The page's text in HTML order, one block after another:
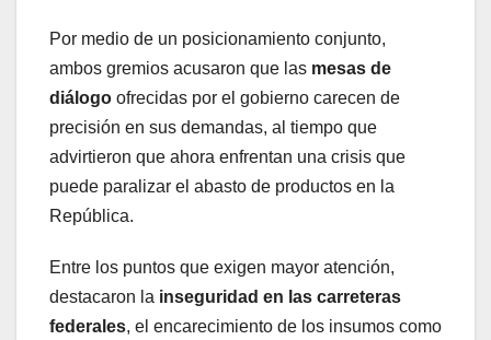
Por medio de un posicionamiento conjunto,
ambos gremios acusaron que las mesas de
diálogo ofrecidas por el gobierno carecen de
precisión en sus demandas, al tiempo que
advirtieron que ahora enfrentan una crisis que
puede paralizar el abasto de productos en la
República.
Entre los puntos que exigen mayor atención,
destacaron la inseguridad en las carreteras
federales, el encarecimiento de los insumos como